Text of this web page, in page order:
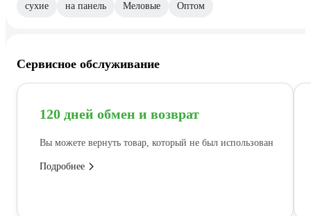
сухие на панель Меловые Оптом
Сервисное обслуживание
120 дней обмен и возврат
Вы можете вернуть товар, который не был использован
Подробнее